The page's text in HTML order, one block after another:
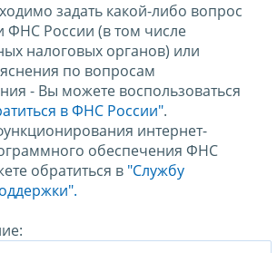
задать какой-либо вопрос
ФНС России (в том числе
налоговых органов) или
по вопросам
- Вы можете воспользоваться
в ФНС России".
интернет-
обеспечения ФНС
обратиться в "Службу